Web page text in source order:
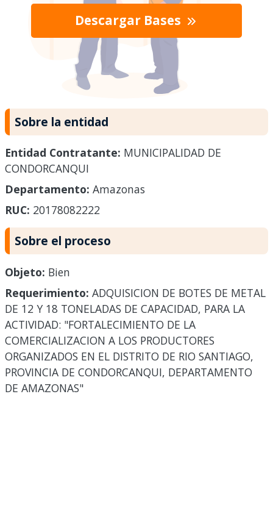
Descargar Bases
Sobre la entidad
Entidad Contratante: MUNICIPALIDAD DE
CONDORCANQUI
Departamento: Amazonas
RUC: 20178082222
Sobre el proceso
Objeto: Bien
Requerimiento: ADQUISICION DE BOTES DE METAL
DE 12 Y 18 TONELADAS DE CAPACIDAD, PARA LA
ACTIVIDAD: "FORTALECIMIENTO DE LA
COMERCIALIZACION A LOS PRODUCTORES
ORGANIZADOS EN EL DISTRITO DE RIO SANTIAGO,
PROVINCIA DE CONDORCANQUI, DEPARTAMENTO
DE AMAZONAS"